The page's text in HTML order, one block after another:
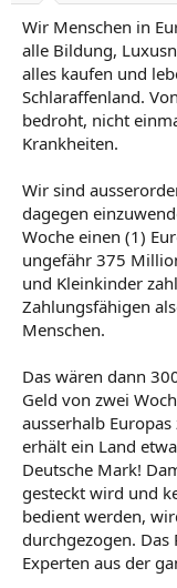
r
a
m
Wir Menschen in
alle Bildung,
alles kaufen und
Schlaraffenland.
bedroht, nicht
Krankheiten.
Wir sind
dagegen
Woche einen (1)
ungefähr 375
und Kleinkinder
Zahlungsfähigen
Menschen.
Das wären dann
Geld von zwei
ausserhalb
erhält ein Land
Deutsche Mark!
gesteckt wird und
bedient werden,
durchgezogen.
Experten aus der